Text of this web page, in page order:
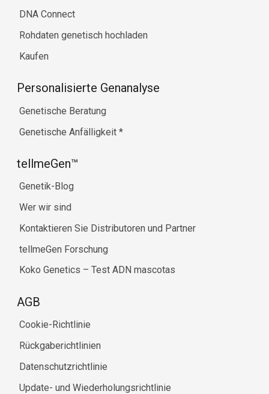
DNA Connect
Rohdaten genetisch hochladen
Kaufen
Personalisierte Genanalyse
Genetische Beratung
Genetische Anfälligkeit *
tellmeGen™
Genetik-Blog
Wer wir sind
Kontaktieren Sie Distributoren und Partner
tellmeGen Forschung
Koko Genetics – Test ADN mascotas
AGB
Cookie-Richtlinie
Rückgaberichtlinien
Datenschutzrichtlinie
Update- und Wiederholungsrichtlinie